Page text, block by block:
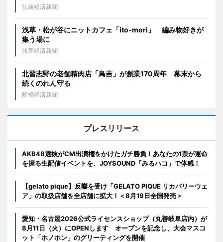
弘前経済新聞
浅草・松が谷にニットカフェ「ito-mori」 編み物好きが
集う場に
浅草経済新聞
北習志野の老舗精肉店「鳥吉」が創業170周年 幕末から
続くのれん守る
船橋経済新聞
プレスリリース
AKB48選抜がCM出演権をかけたガチ勝負！あなたの1票が運命
を握る生配信イベントを、JOYSOUND「みるハコ」で体感！
【gelato pique】反響を受け「GELATO PIQUE リカバリーウェ
ア」の取扱店舗を全店舗に拡大！＜8月19日全国発売＞
愛知・名古屋2026公式ライセンスショップ（丸善岐阜店内）が
8月11日（火）にOPENします オープンを記念し、大会マスコ
ット「ホノホン」のグリーティングを開催